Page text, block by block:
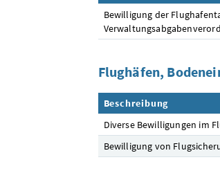
Bewilligung der
Flughäfen,
Beschreibung
Diverse Bewilligungen im
Bewilligung von